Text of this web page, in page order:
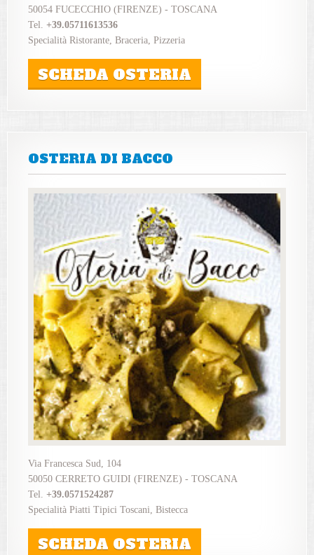
50054 FUCECCHIO (FIRENZE) - TOSCANA
Tel. +39.05711613536
Specialità Ristorante, Braceria, Pizzeria
SCHEDA OSTERIA
OSTERIA DI BACCO
Via Francesca Sud, 104
50050 CERRETO GUIDI (FIRENZE) - TOSCANA
Tel. +39.0571524287
Specialità Piatti Tipici Toscani, Bistecca
SCHEDA OSTERIA